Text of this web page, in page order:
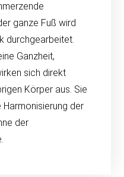
ganze Fuß wird
durchgearbeitet.
Ganzheit,
sich direkt
Körper aus. Sie
der
der